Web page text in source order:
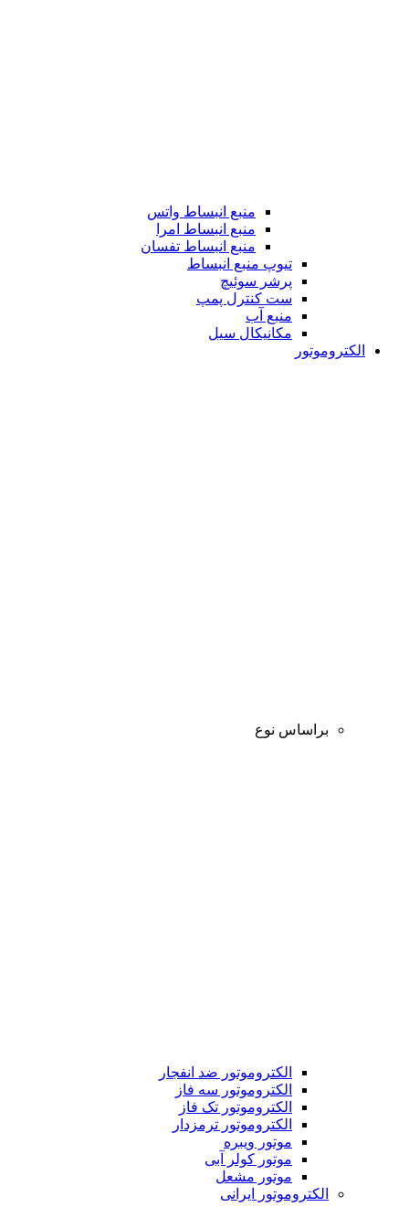
منبع انبساط واتس
منبع انبساط امرا
منبع انبساط تفسان
تیوپ منبع انبساط
پرشر سوئیچ
ست کنترل پمپ
منبع آب
مکانیکال سیل
الکتروموتور
براساس نوع
الکتروموتور ضد انفجار
الکتروموتور سه فاز
الکتروموتور تک فاز
الکتروموتور ترمزدار
موتور ویبره
موتور کولر آبی
موتور مشعل
الکتروموتور ایرانی